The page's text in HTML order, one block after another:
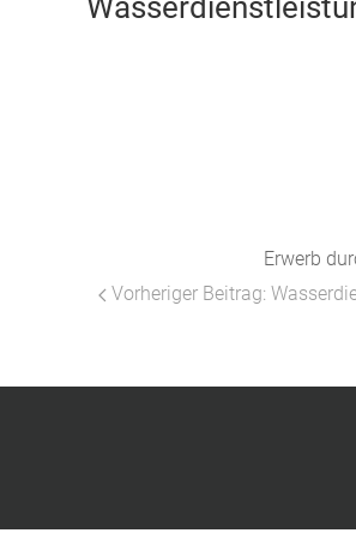
Erwerb
Vorheriger Beitrag: